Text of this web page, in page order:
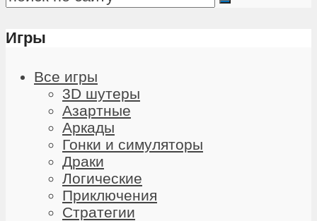
Игры
Все игры
3D шутеры
Азартные
Аркады
Гонки и симуляторы
Драки
Логические
Приключения
Стратегии